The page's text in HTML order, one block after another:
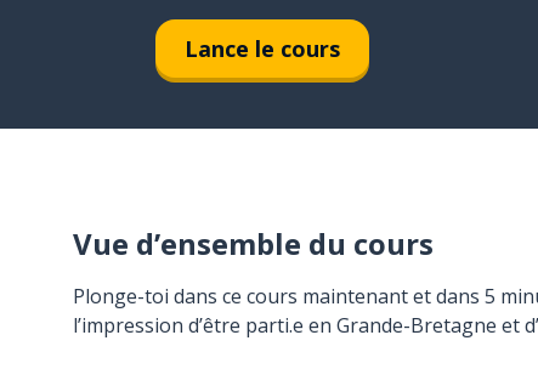
Lance le cours
Vue d’ensemble du cours
Plonge-toi dans ce cours maintenant et dans 5
l’impression d’être parti.e en Grande-Bretagne et